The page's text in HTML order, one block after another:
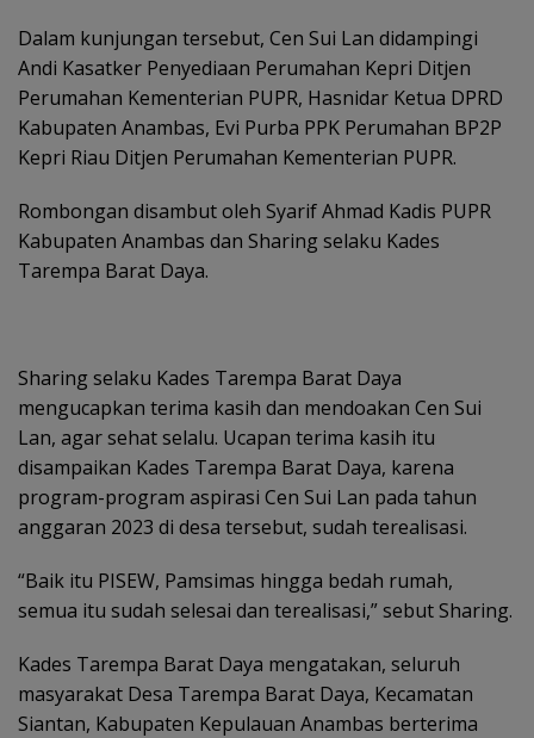
Dalam kunjungan tersebut, Cen Sui Lan didampingi
Andi Kasatker Penyediaan Perumahan Kepri Ditjen
Perumahan Kementerian PUPR, Hasnidar Ketua DPRD
Kabupaten Anambas, Evi Purba PPK Perumahan BP2P
Kepri Riau Ditjen Perumahan Kementerian PUPR.
Rombongan disambut oleh Syarif Ahmad Kadis PUPR
Kabupaten Anambas dan Sharing selaku Kades
Tarempa Barat Daya.
Sharing selaku Kades Tarempa Barat Daya
mengucapkan terima kasih dan mendoakan Cen Sui
Lan, agar sehat selalu. Ucapan terima kasih itu
disampaikan Kades Tarempa Barat Daya, karena
program-program aspirasi Cen Sui Lan pada tahun
anggaran 2023 di desa tersebut, sudah terealisasi.
“Baik itu PISEW, Pamsimas hingga bedah rumah,
semua itu sudah selesai dan terealisasi,” sebut Sharing.
Kades Tarempa Barat Daya mengatakan, seluruh
masyarakat Desa Tarempa Barat Daya, Kecamatan
Siantan, Kabupaten Kepulauan Anambas berterima